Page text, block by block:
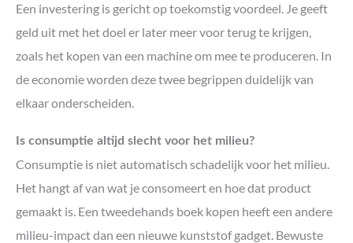
Een investering is gericht op toekomstig voordeel. Je geeft
geld uit met het doel er later meer voor terug te krijgen,
zoals het kopen van een machine om mee te produceren. In
de economie worden deze twee begrippen duidelijk van
elkaar onderscheiden.
Is consumptie altijd slecht voor het milieu?
Consumptie is niet automatisch schadelijk voor het milieu.
Het hangt af van wat je consomeert en hoe dat product
gemaakt is. Een tweedehands boek kopen heeft een andere
milieu-impact dan een nieuwe kunststof gadget. Bewuste